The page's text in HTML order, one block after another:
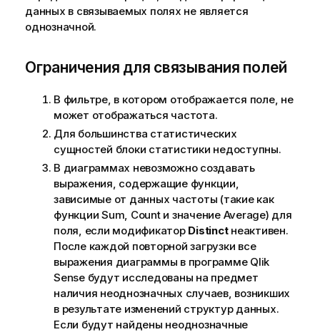
данных в связываемых полях не является
однозначной.
Ограничения для связывания полей
В фильтре, в котором отображается поле, не
может отображаться частота.
Для большинства статистических
сущностей блоки статистики недоступны.
В диаграммах невозможно создавать
выражения, содержащие функции,
зависимые от данных частоты (такие как
функции Sum, Countи значение Average) для
поля, если модификатор Distinctнеактивен.
После каждой повторной загрузки все
выражения диаграммы в программе Qlik
Senseбудут исследованы на предмет
наличия неоднозначных случаев, возникших
в результате изменений структур данных.
Если будут найдены неоднозначные